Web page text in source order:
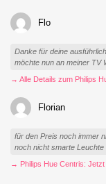
Flo
Danke für deine
möchte nun an meiner TV
→ Alle Details zum Philips
Florian
für den Preis noch immer
noch nicht smarte Leuchte
→ Philips Hue Centris: